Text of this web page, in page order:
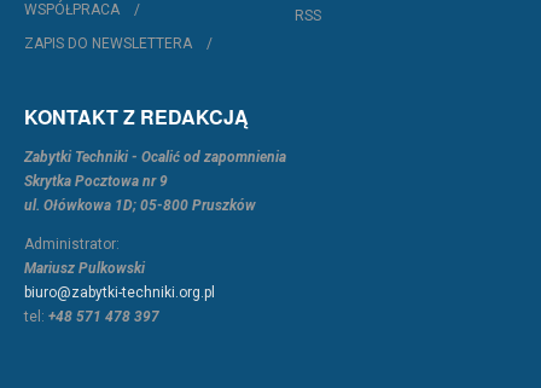
WSPÓŁPRACA
ZAPIS DO NEWSLETTERA
RSS
KONTAKT Z REDAKCJĄ
Zabytki Techniki - Ocalić od zapomnienia
Skrytka Pocztowa nr 9
ul. Ołówkowa 1D; 05-800 Pruszków
Administrator:
Mariusz Pulkowski
biuro@zabytki-techniki.org.pl
tel: +48 571 478 397